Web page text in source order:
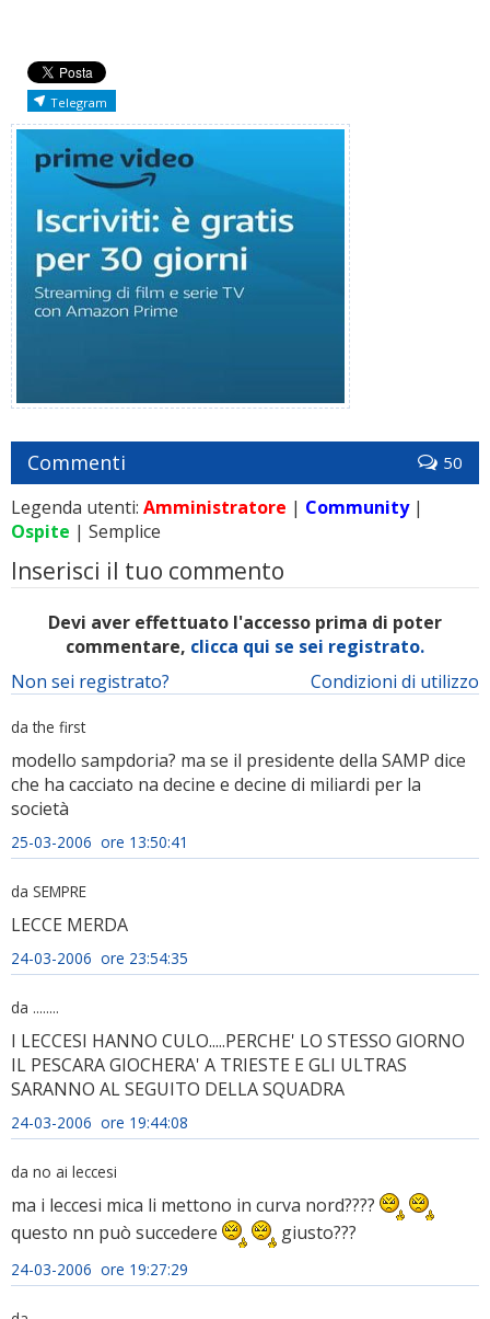
Telegram
Commenti 50
Legenda utenti: Amministratore | Community|
Ospite | Semplice
Inserisci il tuo commento
Devi aver effettuato l'accesso prima di poter
commentare, clicca qui se sei registrato.
Condizioni di utilizzo
Non sei registrato?
da the first
modello sampdoria? ma se il presidente della SAMP dice
che ha cacciato na decine e decine di miliardi per la
società
25-03-2006 ore 13:50:41
da SEMPRE
LECCE MERDA
24-03-2006 ore 23:54:35
da ........
I LECCESI HANNO CULO.....PERCHE' LO STESSO GIORNO
IL PESCARA GIOCHERA' A TRIESTE E GLI ULTRAS
SARANNO AL SEGUITO DELLA SQUADRA
24-03-2006 ore 19:44:08
da no ai leccesi
ma i leccesi mica li mettono in curva nord????
questo nn può succedere
giusto???
24-03-2006 ore 19:27:29